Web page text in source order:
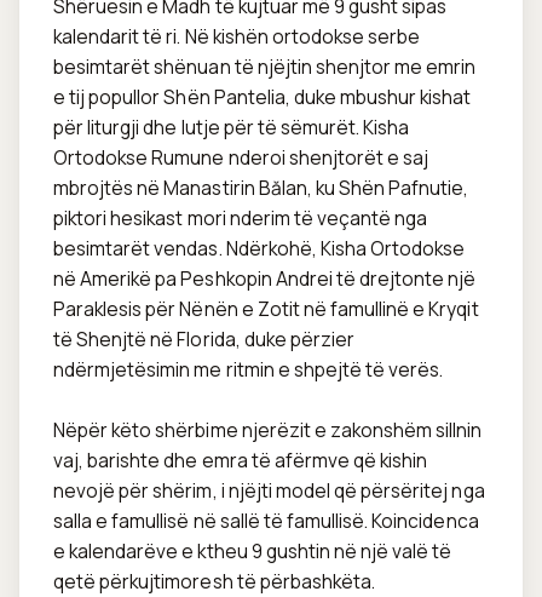
Shëruesin e Madh të kujtuar më 9 gusht sipas
kalendarit të ri. Në kishën ortodokse serbe
besimtarët shënuan të njëjtin shenjtor me emrin
e tij popullor Shën Pantelia, duke mbushur kishat
për liturgji dhe lutje për të sëmurët. Kisha
Ortodokse Rumune nderoi shenjtorët e saj
mbrojtës në Manastirin Bălan, ku Shën Pafnutie,
piktori hesikast mori nderim të veçantë nga
besimtarët vendas. Ndërkohë, Kisha Ortodokse
në Amerikë pa Peshkopin Andrei të drejtonte një
Paraklesis për Nënën e Zotit në famullinë e Kryqit
të Shenjtë në Florida, duke përzier
ndërmjetësimin me ritmin e shpejtë të verës.
Nëpër këto shërbime njerëzit e zakonshëm sillnin
vaj, barishte dhe emra të afërmve që kishin
nevojë për shërim, i njëjti model që përsëritej nga
salla e famullisë në sallë të famullisë. Koincidenca
e kalendarëve e ktheu 9 gushtin në një valë të
qetë përkujtimoresh të përbashkëta.